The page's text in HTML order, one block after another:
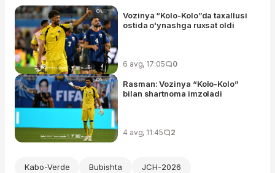
Vozinya “Kolo-Kolo”da taxallusi
ostida o'ynashga ruxsat oldi
6 avg, 17:05 0
Rasman: Vozinya “Kolo-Kolo”
bilan shartnoma imzoladi
4 avg, 11:45 2
Kabo-Verde Bubishta JCH-2026